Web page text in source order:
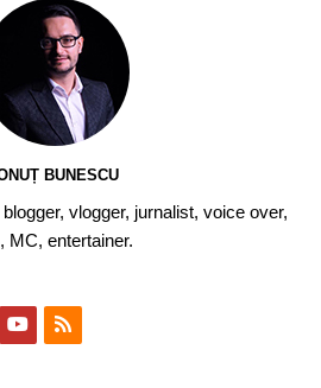
BUNESCU
vlogger, jurnalist, voice over,
MC, entertainer.